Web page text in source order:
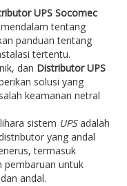
UPS Socomec
tentang
panduan tentang
tertentu.
dan Distributor UPS
solusi yang
keamanan netral
sistem UPSadalah
yang andal
termasuk
pembaruan untuk
andal.